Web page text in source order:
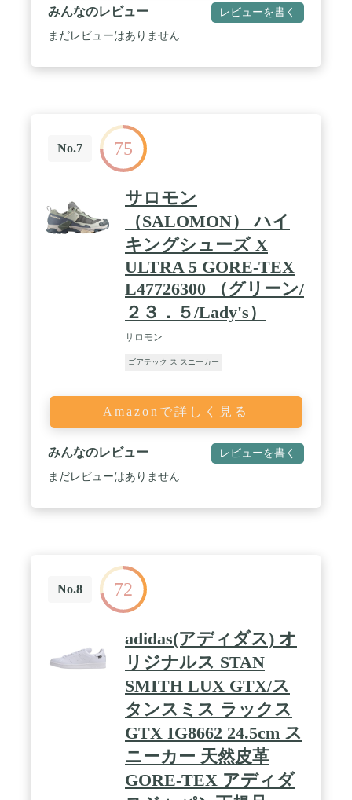
みんなのレビュー レビューを書く
まだレビューはありません
No.7 75
サロモン
（SALOMON） ハイ
キングシューズ X
ULTRA 5 GORE-TEX
L47726300 （グリーン/
２３．５/Lady's）
サロモン
ゴアテック ス スニーカー
Amazonで詳しく見る
みんなのレビュー レビューを書く
まだレビューはありません
No.8 72
adidas(アディダス) オ
リジナルス STAN
SMITH LUX GTX/ス
タンスミス ラックス
GTX IG8662 24.5cm ス
ニーカー 天然皮革
GORE-TEX アディダ